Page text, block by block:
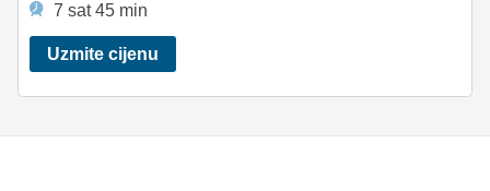
7 sat 45 min
Uzmite cijenu